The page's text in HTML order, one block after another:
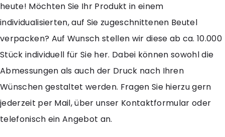
heute! Möchten Sie Ihr Produkt in einem
individualisierten, auf Sie zugeschnittenen Beutel
verpacken? Auf Wunsch stellen wir diese ab ca. 10.000
Stück individuell für Sie her. Dabei können sowohl die
Abmessungen als auch der Druck nach Ihren
Wünschen gestaltet werden. Fragen Sie hierzu gern
jederzeit per Mail, über unser Kontaktformular oder
telefonisch ein Angebot an.